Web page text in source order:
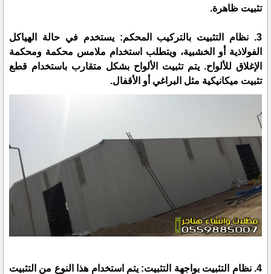
تثبيت ظاهرة.
3. نظام التثبيت بالتركيب المحكم: يستخدم في حالة الهياكل
الفولاذية أو الخشبية، ويتطلب استخدام ملامس محكمة ومحكمة
الإغلاق للألواح. يتم تثبيت الألواح بشكل متقارب باستخدام قطع
تثبيت ميكانيكية مثل البراغي أو الأقفال.
4. نظام التثبيت بواجهة التثبيت: يتم استخدام هذا النوع من التثبيت